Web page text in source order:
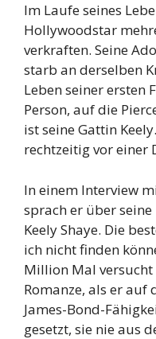
Im Laufe seines
Hollywoodstar
verkraften. Seine
starb an derselben
Leben seiner ersten
Person, auf die
ist seine Gattin
rechtzeitig vor einer
In einem Interview
sprach er über
Keely Shaye. Die
ich nicht finden
Million Mal versucht
Romanze, als er auf
James-Bond-
gesetzt, sie nie aus